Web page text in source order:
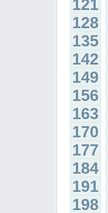
121
128
135
142
149
156
163
170
177
184
191
198